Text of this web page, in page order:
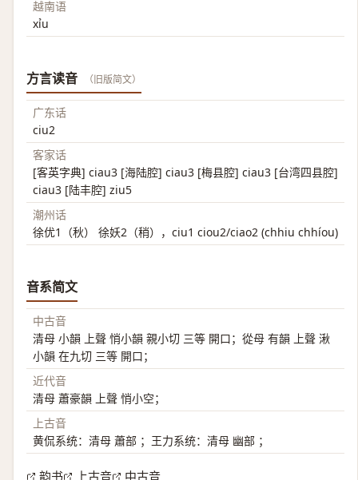
越南语
xỉu
方言读音 （旧版简文）
广东话
ciu2
客家话
[客英字典] ciau3 [海陆腔] ciau3 [梅县腔] ciau3 [台湾四县腔]
ciau3 [陆丰腔] ziu5
潮州话
徐优1（秋） 徐妖2（稍），ciu1 ciou2/ciao2 (chhiu chhíou)
音系简文
中古音
清母 小韻 上聲 悄小韻 親小切 三等 開口；從母 有韻 上聲 湫
小韻 在九切 三等 開口；
近代音
清母 蕭豪韻 上聲 悄小空；
上古音
黄侃系统：清母 蕭部 ；王力系统：清母 幽部 ；
韵书 上古音 中古音